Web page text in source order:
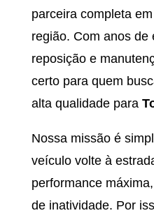
parceira completa em
região. Com anos de
reposição e
certo para quem
alta qualidade para
Nossa missão é
veículo volte à
performance
de inatividade. Por